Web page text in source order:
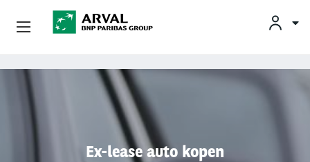
Overslaan en naar de inhoud gaan
Ex-lease auto kopen
Zakelijk Leasen